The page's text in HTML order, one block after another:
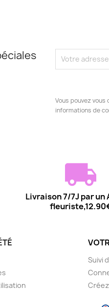
Vous pouvez
informations de
Livraison 7/7J par un
Suivi